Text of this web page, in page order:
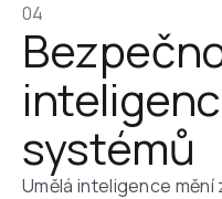
04
systémů
Umělá inteligence